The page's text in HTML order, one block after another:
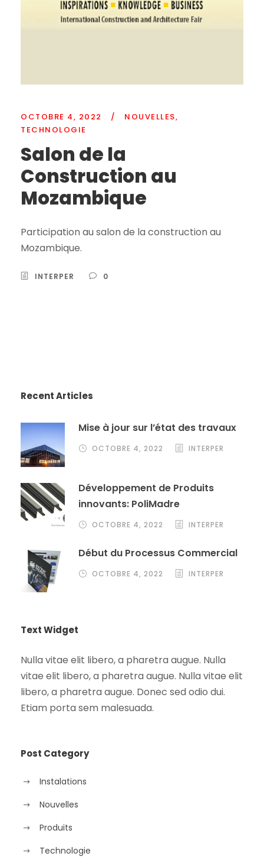
OCTOBRE 4, 2022 / NOUVELLES,
TECHNOLOGIE
Salon de la
Construction au
Mozambique
Participation au salon de la construction au
Mozambique.
INTERPER 0
Recent Articles
Mise à jour sur l’état des travaux
OCTOBRE 4, 2022 INTERPER
Développement de Produits
innovants: PoliMadre
OCTOBRE 4, 2022 INTERPER
Début du Processus Commercial
OCTOBRE 4, 2022 INTERPER
Text Widget
Nulla vitae elit libero, a pharetra augue. Nulla
vitae elit libero, a pharetra augue. Nulla vitae elit
libero, a pharetra augue. Donec sed odio dui.
Etiam porta sem malesuada.
Post Category
Instalations
Nouvelles
Produits
Technologie